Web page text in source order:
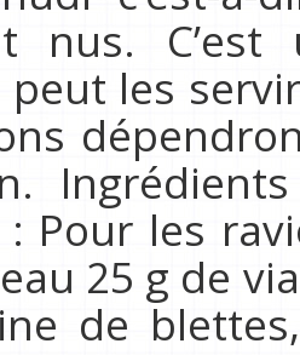
nus. C’est
peut les
: Pour les
25 g de
de